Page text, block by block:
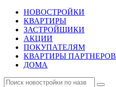
НОВОСТРОЙКИ
КВАРТИРЫ
ЗАСТРОЙЩИКИ
АКЦИИ
ПОКУПАТЕЛЯМ
КВАРТИРЫ ПАРТНЕРОВ
ДОМА